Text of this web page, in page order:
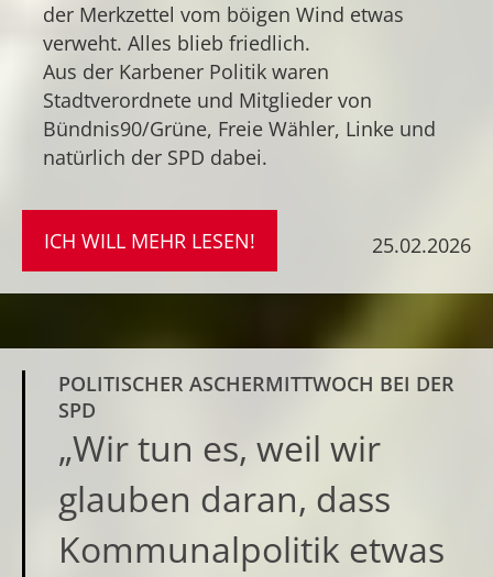
der Merkzettel vom böigen Wind etwas
verweht. Alles blieb friedlich.
Aus der Karbener Politik waren
Stadtverordnete und Mitglieder von
Bündnis90/Grüne, Freie Wähler, Linke und
natürlich der SPD dabei.
25.02.2026
ICH WILL MEHR LESEN!
POLITISCHER ASCHERMITTWOCH BEI DER
SPD
„Wir tun es, weil wir
glauben daran, dass
Kommunalpolitik etwas